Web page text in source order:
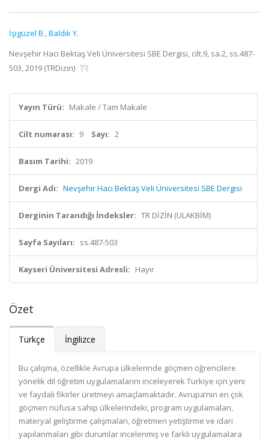
İşigüzel B.,Baldık Y.
Nevşehir Hacı Bektaş Veli Üniversitesi SBE Dergisi, cilt.9, sa.2, ss.487-
503, 2019 (TRDizin)
Yayın Türü: Makale / Tam Makale
Cilt numarası: 9 Sayı: 2
Basım Tarihi: 2019
Dergi Adı: Nevşehir Hacı Bektaş Veli Üniversitesi SBE Dergisi
Derginin Tarandığı İndeksler: TR DİZİN (ULAKBİM)
Sayfa Sayıları: ss.487-503
Kayseri Üniversitesi Adresli: Hayır
Özet
Türkçe İngilizce
Bu çalışma, özellikle Avrupa ülkelerinde göçmen öğrencilere
yönelik dil öğretim uygulamalarını inceleyerek Türkiye için yeni
ve faydalı fikirler üretmeyi amaçlamaktadır. Avrupa’nın en çok
göçmen nüfusa sahip ülkelerindeki, program uygulamaları,
materyal geliştirme çalışmaları, öğretmen yetiştirme ve idari
yapılanmaları gibi durumlar incelenmiş ve farklı uygulamalara